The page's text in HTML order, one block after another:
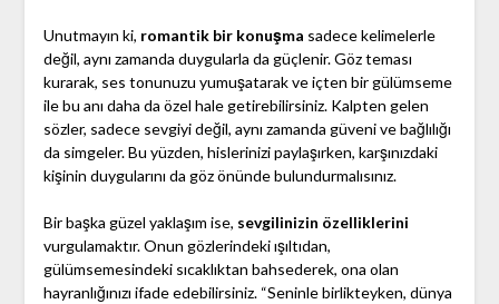
Unutmayın ki, romantik bir konuşma sadece kelimelerle
değil, aynı zamanda duygularla da güçlenir. Göz teması
kurarak, ses tonunuzu yumuşatarak ve içten bir gülümseme
ile bu anı daha da özel hale getirebilirsiniz. Kalpten gelen
sözler, sadece sevgiyi değil, aynı zamanda güveni ve bağlılığı
da simgeler. Bu yüzden, hislerinizi paylaşırken, karşınızdaki
kişinin duygularını da göz önünde bulundurmalısınız.
Bir başka güzel yaklaşım ise, sevgilinizin özelliklerini
vurgulamaktır. Onun gözlerindeki ışıltıdan,
gülümsemesindeki sıcaklıktan bahsederek, ona olan
hayranlığınızı ifade edebilirsiniz. “Seninle birlikteyken, dünya